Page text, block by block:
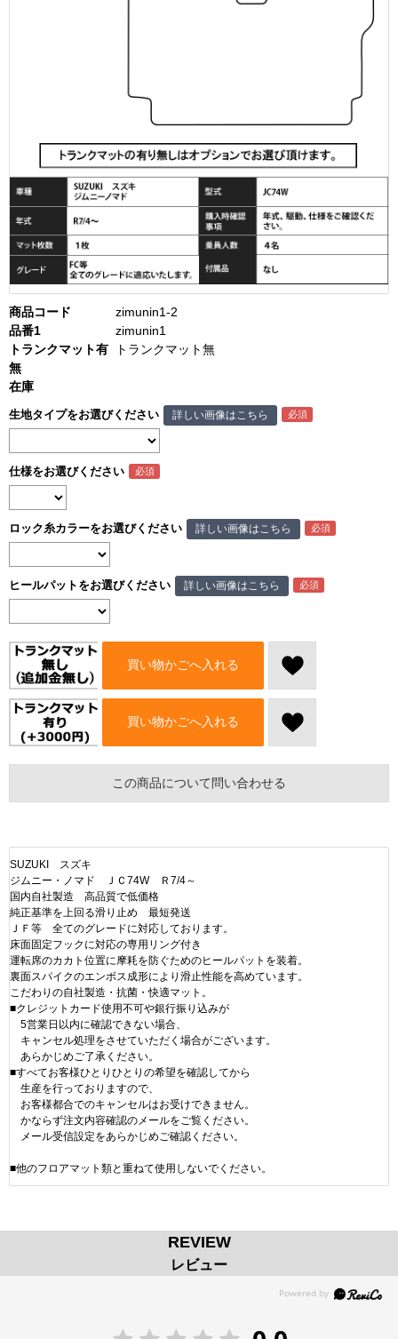
商品コード
zimunin1-2
品番1
zimunin1
トランクマット有
無
トランクマット無
在庫
生地タイプをお選びください 詳しい画像はこちら
仕様をお選びください
ロック糸カラーをお選びください 詳しい画像はこちら
ヒールパットをお選びください 詳しい画像はこちら
買い物かごへ入れる
買い物かごへ入れる
この商品について問い合わせる
SUZUKI スズキ
ジムニー・ノマド ＪＣ74W Ｒ7/4～
国内自社製造 高品質で低価格
純正基準を上回る滑り止め 最短発送
ＪＦ等 全てのグレードに対応しております。
床面固定フックに対応の専用リング付き
運転席のカカト位置に摩耗を防ぐためのヒールパットを装着。
裏面スパイクのエンボス成形により滑止性能を高めています。
こだわりの自社製造・抗菌・快適マット。
■クレジットカード使用不可や銀行振り込みが
5営業日以内に確認できない場合、
キャンセル処理をさせていただく場合がございます。
あらかじめご了承ください。
■すべてお客様ひとりひとりの希望を確認してから
生産を行っておりますので、
お客様都合でのキャンセルはお受けできません。
かならず注文内容確認のメールをご覧ください。
メール受信設定をあらかじめご確認ください。
■他のフロアマット類と重ねて使用しないでください。
REVIEW
レビュー